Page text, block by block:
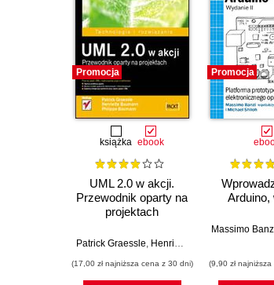
Promocja
książka ebook
UML 2.0 w akcji.
Przewodnik oparty na
projektach
Patrick Graessle, Henriette Baumann
(17,00 zł najniższa cena z 30 dni)
Promocja
Arduino,
Massimo
(9,90 zł